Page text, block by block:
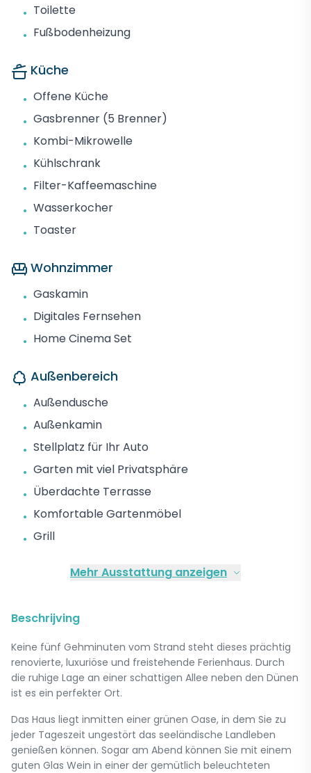
• Toilette
• Fußbodenheizung
Küche
• Offene Küche
• Gasbrenner (5 Brenner)
• Kombi-Mikrowelle
• Kühlschrank
• Filter-Kaffeemaschine
• Wasserkocher
• Toaster
Wohnzimmer
• Gaskamin
• Digitales Fernsehen
• Home Cinema Set
Außenbereich
• Außendusche
• Außenkamin
• Stellplatz für Ihr Auto
• Garten mit viel Privatsphäre
• Überdachte Terrasse
• Komfortable Gartenmöbel
• Grill
Mehr Ausstattung anzeigen
Beschrijving
Keine fünf Gehminuten vom Strand steht dieses prächtig
renovierte, luxuriöse und freistehende Ferienhaus. Durch
die ruhige Lage an einer schattigen Allee neben den Dünen
ist es ein perfekter Ort.
Das Haus liegt inmitten einer grünen Oase, in dem Sie zu
jeder Tageszeit ungestört das seeländische Landleben
genießen können. Sogar am Abend können Sie mit einem
guten Glas Wein in einer der gemütlich beleuchteten